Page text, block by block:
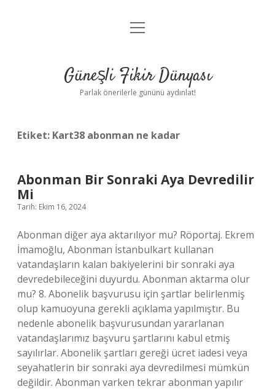
Anasayfa
Yasal Uyarı
menüyü
Güneşli Fikir Dünyası
Parlak önerilerle gününü aydınlat!
Etiket: Kart38 abonman ne kadar
Abonman Bir Sonraki Aya Devredilir
Mi
Tarih: Ekim 16, 2024
Abonman diğer aya aktarılıyor mu? Röportaj. Ekrem
İmamoğlu, Abonman İstanbulkart kullanan
vatandaşların kalan bakiyelerini bir sonraki aya
devredebileceğini duyurdu. Abonman aktarma olur
mu? 8. Abonelik başvurusu için şartlar belirlenmiş
olup kamuoyuna gerekli açıklama yapılmıştır. Bu
nedenle abonelik başvurusundan yararlanan
vatandaşlarımız başvuru şartlarını kabul etmiş
sayılırlar. Abonelik şartları gereği ücret iadesi veya
seyahatlerin bir sonraki aya devredilmesi mümkün
değildir. Abonman varken tekrar abonman yapılır